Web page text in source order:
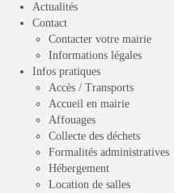
Actualités
Contact
Contacter votre mairie
Informations légales
Infos pratiques
Accès / Transports
Accueil en mairie
Affouages
Collecte des déchets
Formalités administratives
Hébergement
Location de salles